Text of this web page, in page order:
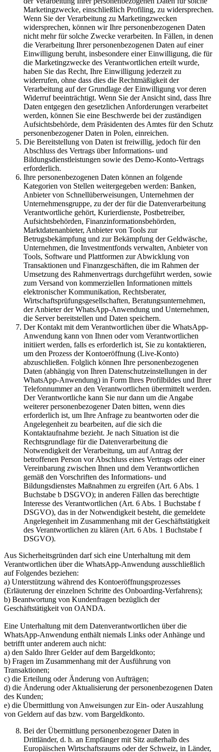
Marketingzwecke, einschließlich Profiling, zu widersprechen.
Wenn Sie der Verarbeitung zu Marketingzwecken
widersprechen, können wir Ihre personenbezogenen Daten
nicht mehr für solche Zwecke verarbeiten. In Fällen, in denen
die Verarbeitung Ihrer personenbezogenen Daten auf einer
Einwilligung beruht, insbesondere einer Einwilligung, die für
die Marketingzwecke des Verantwortlichen erteilt wurde,
haben Sie das Recht, Ihre Einwilligung jederzeit zu
widerrufen, ohne dass dies die Rechtmäßigkeit der
Verarbeitung auf der Grundlage der Einwilligung vor deren
Widerruf beeinträchtigt. Wenn Sie der Ansicht sind, dass Ihre
Daten entgegen den gesetzlichen Anforderungen verarbeitet
werden, können Sie eine Beschwerde bei der zuständigen
Aufsichtsbehörde, dem Präsidenten des Amtes für den Schutz
personenbezogener Daten in Polen, einreichen.
Die Bereitstellung von Daten ist freiwillig, jedoch für den
Abschluss des Vertrags über Informations- und
Bildungsdienstleistungen sowie des Demo-Konto-Vertrags
erforderlich.
Ihre personenbezogenen Daten können an folgende
Kategorien von Stellen weitergegeben werden: Banken,
Anbieter von Schnellüberweisungen, Unternehmen der
Unternehmensgruppe, zu der der für die Datenverarbeitung
Verantwortliche gehört, Kurierdienste, Postbetreiber,
Aufsichtsbehörden, Finanzinformationsbehörden,
Marktdatenanbieter, Anbieter von Tools zur
Betrugsbekämpfung und zur Bekämpfung der Geldwäsche,
Unternehmen, die Investmentfonds verwalten, Anbieter von
Tools, Software und Plattformen zur Abwicklung von
Transaktionen und Finanzgeschäften, die im Rahmen der
Umsetzung des Rahmenvertrags durchgeführt werden, sowie
zum Versand von kommerziellen Informationen mittels
elektronischer Kommunikation, Rechtsberater,
Wirtschaftsprüfungsgesellschaften, Beratungsunternehmen,
der Anbieter der WhatsApp-Anwendung und Unternehmen,
die Server bereitstellen und Daten speichern.
Der Kontakt mit dem Verantwortlichen über die WhatsApp-
Anwendung kann von Ihnen oder vom Verantwortlichen
initiiert werden, falls es erforderlich ist, Sie zu kontaktieren,
um den Prozess der Kontoeröffnung (Live-Konto)
abzuschließen. Folglich können Ihre personenbezogenen
Daten (abhängig von Ihren Datenschutzeinstellungen in der
WhatsApp-Anwendung) in Form Ihres Profilbildes und Ihrer
Telefonnummer an den Verantwortlichen übermittelt werden.
Der Verantwortliche kann Sie nur dann um die Angabe
weiterer personenbezogener Daten bitten, wenn dies
erforderlich ist, um Ihre Anfrage zu beantworten oder die
Angelegenheit zu bearbeiten, auf die sich die
Kontaktaufnahme bezieht. Je nach Situation ist die
Rechtsgrundlage für die Datenverarbeitung die
Notwendigkeit der Verarbeitung, um auf Antrag der
betroffenen Person vor Abschluss eines Vertrags oder einer
Vereinbarung zwischen Ihnen und dem Verantwortlichen
gemäß den Vorschriften des Informations- und
Bildungsdienstes Maßnahmen zu ergreifen (Art. 6 Abs. 1
Buchstabe b DSGVO); in anderen Fällen das berechtigte
Interesse des Verantwortlichen (Art. 6 Abs. 1 Buchstabe f
DSGVO), das in der Notwendigkeit besteht, die gemeldete
Angelegenheit im Zusammenhang mit der Geschäftstätigkeit
des Verantwortlichen zu klären (Art. 6 Abs. 1 Buchstabe f
DSGVO).
Aus Sicherheitsgründen darf sich eine Unterhaltung mit dem
Verantwortlichen über die WhatsApp-Anwendung ausschließlich
auf Folgendes beziehen:
a) Unterstützung während des Kontoeröffnungsprozesses
(Erläuterung der einzelnen Schritte des Onboarding-Verfahrens);
b) Beantwortung von Kundenfragen bezüglich der
Geschäftstätigkeit von OANDA.
Eine Unterhaltung mit dem Datenverantwortlichen über die
WhatsApp-Anwendung enthält niemals Links oder Anhänge und
betrifft unter anderem auch nicht:
a) den Saldo Ihrer Gelder auf dem Bargeldkonto;
b) Fragen im Zusammenhang mit der Ausführung von
Transaktionen;
c) die Erteilung oder Änderung von Aufträgen;
d) die Änderung oder Aktualisierung der personenbezogenen Daten
des Kunden;
e) die Übermittlung von Anweisungen zur Ein- oder Auszahlung
von Geldern auf das bzw. vom Bargeldkonto.
Bei der Übermittlung personenbezogener Daten in
Drittländer, d. h. an Empfänger mit Sitz außerhalb des
Europäischen Wirtschaftsraums oder der Schweiz, in Länder,